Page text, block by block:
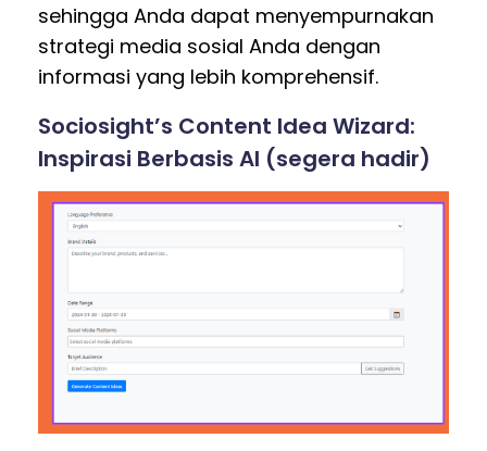
sehingga Anda dapat menyempurnakan
strategi media sosial Anda dengan
informasi yang lebih komprehensif.
Sociosight’s Content Idea Wizard:
Inspirasi Berbasis AI (segera hadir)